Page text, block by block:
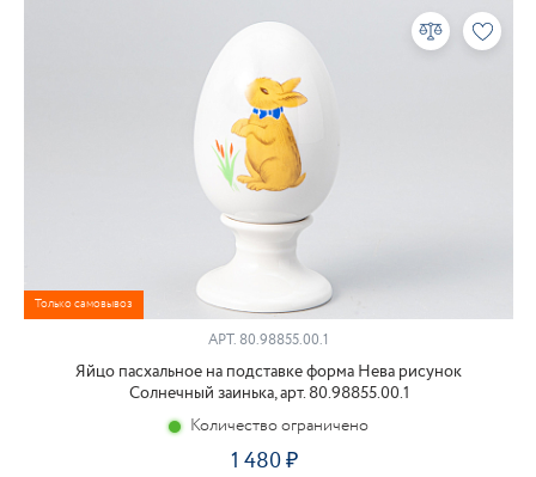
Только самовывоз
АРТ. 80.98855.00.1
Яйцо пасхальное на подставке форма Нева рисунок
Солнечный заинька, арт. 80.98855.00.1
Количество ограничено
1 480